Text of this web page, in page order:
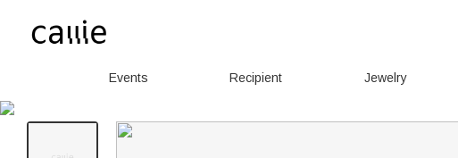
Events Recipient Jewelry